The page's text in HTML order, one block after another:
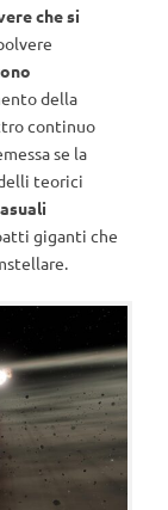
che si
della
continuo
se la
teorici
giganti che